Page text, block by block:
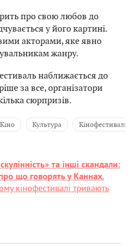
про свою любов до
у його картині.
акторами, яке явно
жанру.
наближається до
за все, організатори
сюрпризів.
Кіно Культура Кінофестиваль
та інші скандали:
що говорять у Каннах.
кінофестивалі тривають